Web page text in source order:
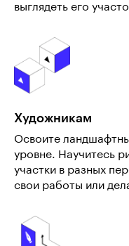
выглядеть его
Художникам
Освоите
уровне. Научитесь
участки в разных
свои работы или